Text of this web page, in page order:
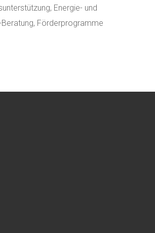
Energie- und
Beratung, Förderprogramme